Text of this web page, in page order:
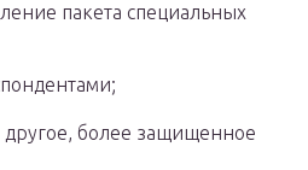
пакета специальных
более защищенное